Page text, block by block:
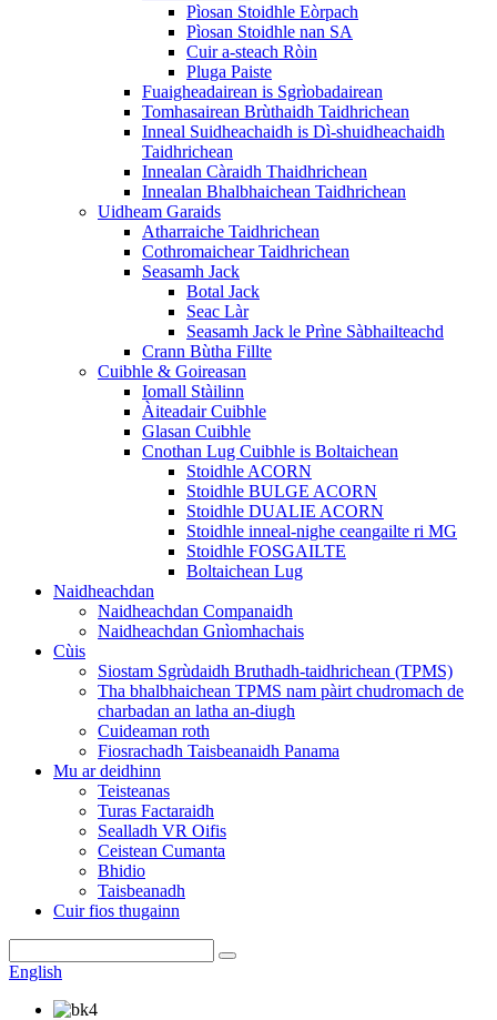
Pìosan Stoidhle Eòrpach
Pìosan Stoidhle nan SA
Cuir a-steach Ròin
Pluga Paiste
Fuaigheadairean is Sgrìobadairean
Tomhasairean Brùthaidh Taidhrichean
Inneal Suidheachaidh is Dì-shuidheachaidh
Taidhrichean
Innealan Càraidh Thaidhrichean
Innealan Bhalbhaichean Taidhrichean
Uidheam Garaids
Atharraiche Taidhrichean
Cothromaichear Taidhrichean
Seasamh Jack
Botal Jack
Seac Làr
Seasamh Jack le Prìne Sàbhailteachd
Crann Bùtha Fillte
Cuibhle & Goireasan
Iomall Stàilinn
Àiteadair Cuibhle
Glasan Cuibhle
Cnothan Lug Cuibhle is Boltaichean
Stoidhle ACORN
Stoidhle BULGE ACORN
Stoidhle DUALIE ACORN
Stoidhle inneal-nighe ceangailte ri MG
Stoidhle FOSGAILTE
Boltaichean Lug
Naidheachdan
Naidheachdan Companaidh
Naidheachdan Gnìomhachais
Cùis
Siostam Sgrùdaidh Bruthadh-taidhrichean (TPMS)
Tha bhalbhaichean TPMS nam pàirt chudromach de
charbadan an latha an-diugh
Cuideaman roth
Fiosrachadh Taisbeanaidh Panama
Mu ar deidhinn
Teisteanas
Turas Factaraidh
Sealladh VR Oifis
Ceistean Cumanta
Bhidio
Taisbeanadh
Cuir fios thugainn
English